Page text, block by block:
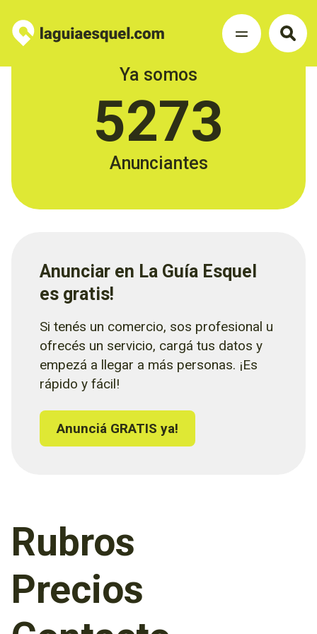
Ya somos
5273
Anunciantes
Anunciar en La Guía Esquel
es gratis!
Si tenés un comercio, sos profesional u
ofrecés un servicio, cargá tus datos y
empezá a llegar a más personas. ¡Es
rápido y fácil!
Anunciá GRATIS ya!
Rubros
Precios